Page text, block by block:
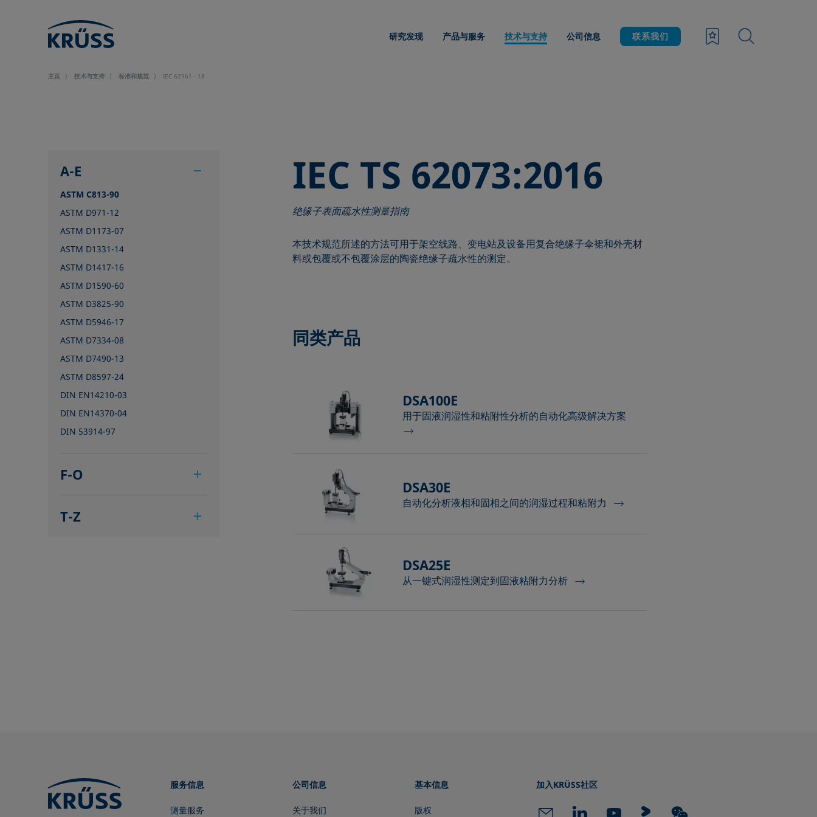
研究发现 产品与服务 技术与支持 公司信息 联系我们
主页 技术与支持 标准和规范 IEC 62961 - 18
A-E
ASTM C813-90
ASTM D971-12
ASTM D1173-07
ASTM D1331-14
ASTM D1417-16
ASTM D1590-60
ASTM D3825-90
ASTM D5946-17
ASTM D7334-08
ASTM D7490-13
ASTM D8597-24
DIN EN14210-03
DIN EN14370-04
DIN 53914-97
F-O
IEC TR 62039:2021
T-Z
IEC TS 62073:2016
绝缘子表面疏水性测量指南
本技术规范所述的方法可用于架空线路、变电站及设备用复合绝缘子伞裙和外壳材
料或包覆或不包覆涂层的陶瓷绝缘子疏水性的测定。
同类产品
DSA100E
用于固液润湿性和粘附性分析的自动化高级解决方案
DSA30E
自动化分析液相和固相之间的润湿过程和粘附力
DSA25E
从一键式润湿性测定到固液粘附力分析
服务信息
测量服务
公司信息
关于我们
基本信息
版权
加入KRÜSS社区